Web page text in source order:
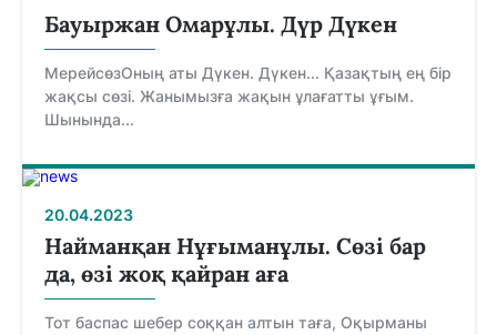
Бауыржан Омарұлы. Дүр Дүкен
МерейсөзОның аты Дүкен. Дүкен... Қазақтың ең бір
жақсы сөзі. Жанымызға жақын ұлағатты ұғым.
Шынында...
20.04.2023
Найманқан Нұғыманұлы. Сөзі бар
да, өзі жоқ қайран аға
Тот баспас шебер соққан алтын таға, Оқырманы